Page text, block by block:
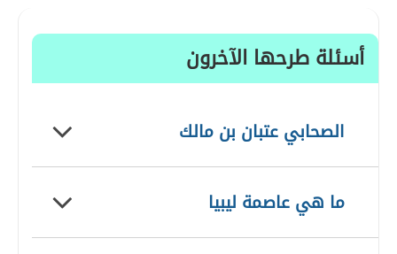
أسئلة طرحها الآخرون
الصحابي عتبان بن مالك
ما هي عاصمة ليبيا